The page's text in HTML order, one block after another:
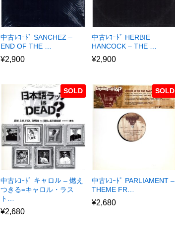
中古ﾚｺｰﾄﾞ SANCHEZ –
END OF THE …
¥2,900
中古ﾚｺｰﾄﾞ HERBIE
HANCOCK – THE …
¥2,900
SOLD
中古ﾚｺｰﾄﾞ キャロル – 燃え
つきる=キャロル・ラス
ト…
¥2,680
SOLD
中古ﾚｺｰﾄﾞ PARLIAMENT –
THEME FR…
¥2,680